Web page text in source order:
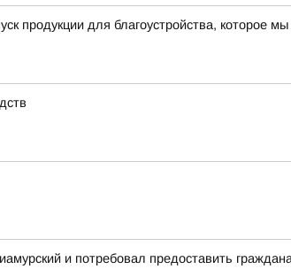
продукции для благоустройства, которое
и потребовал предоставить